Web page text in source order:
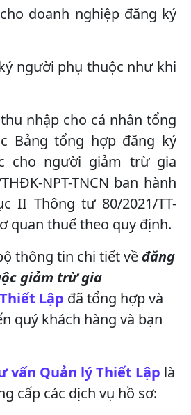
doanh nghiệp đăng ký
người phụ thuộc như khi
nhập cho cá nhân tổng
Bảng tổng hợp đăng ký
cho người giảm trừ gia
NPT-TNCN ban hành
II Thông tư 80/2021/TT-
quan thuế theo quy định.
thông tin chi tiết về đăng
giảm trừ gia
Lập đã tổng hợp và
quý khách hàng và bạn
vấn Quản lý Thiết Lập là
cấp các dịch vụ hồ sơ: